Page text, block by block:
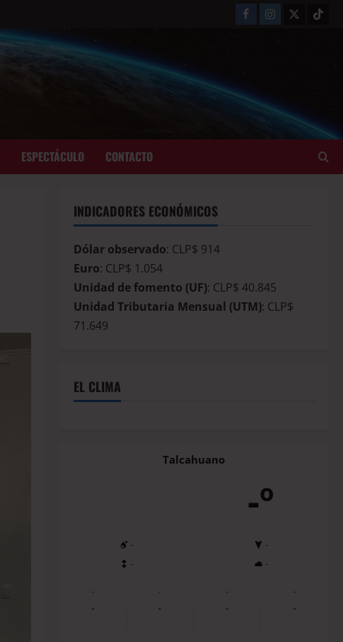
ESPECTÁCULO CONTACTO
INDICADORES ECONÓMICOS
Dólar observado: CLP$ 914
Euro: CLP$ 1.054
Unidad de fomento (UF): CLP$ 40.845
Unidad Tributaria Mensual (UTM): CLP$
71.649
EL CLIMA
Talcahuano
-º
-
-
-
-
-
-
-
-
-
-
-
-